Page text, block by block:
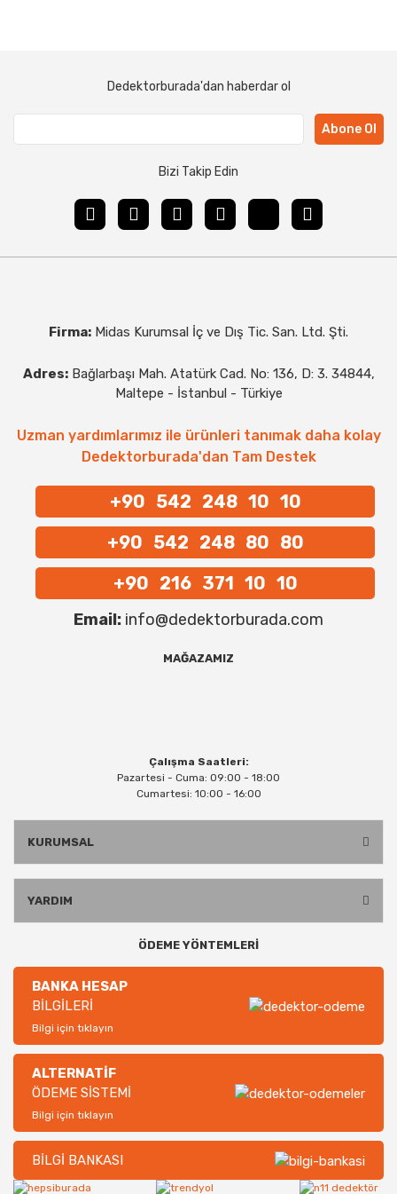
Dedektorburada'dan haberdar ol
Abone Ol
Bizi Takip Edin
Firma: Midas Kurumsal İç ve Dış Tic. San. Ltd. Şti.
Adres: Bağlarbaşı Mah. Atatürk Cad. No: 136, D: 3. 34844,
Maltepe - İstanbul - Türkiye
Uzman yardımlarımız ile ürünleri tanımak daha kolay
Dedektorburada'dan Tam Destek
+90 542 248 10 10
+90 542 248 80 80
+90 216 371 10 10
Email: info@dedektorburada.com
MAĞAZAMIZ
Çalışma Saatleri:
Pazartesi - Cuma: 09:00 - 18:00
Cumartesi: 10:00 - 16:00
KURUMSAL
YARDIM
ÖDEME YÖNTEMLERİ
BANKA HESAP
BİLGİLERİ
Bilgi için tıklayın
ALTERNATİF
ÖDEME SİSTEMİ
Bilgi için tıklayın
BİLGİ BANKASI